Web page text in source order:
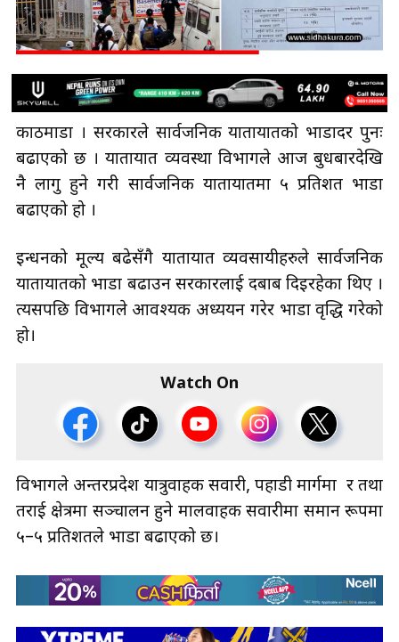
काठमाडौँ । सरकारले सार्वजनिक यातायातको भाडादर पुनः
बढाएको छ । यातायात व्यवस्था विभागले आज बुधबारदेखि
नै लागु हुने गरी सार्वजनिक यातायातमा ५ प्रतिशत भाडा
बढाएको हो ।
इन्धनको मूल्य बढेसँगै यातायात व्यवसायीहरुले सार्वजनिक
यातायातको भाडा बढाउन सरकारलाई दबाब दिइरहेका थिए ।
त्यसपछि विभागले आवश्यक अध्ययन गरेर भाडा वृद्धि गरेको
हो।
Watch On
विभागले अन्तरप्रदेश यात्रुवाहक सवारी, पहाडी मार्गमा र तथा
तराई क्षेत्रमा सञ्चालन हुने मालवाहक सवारीमा समान रूपमा
५–५ प्रतिशतले भाडा बढाएको छ।